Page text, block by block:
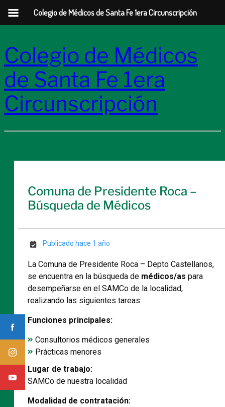
Colegio de Médicos
de Santa Fe 1era
Circunscripción
Comuna de Presidente Roca –
Búsqueda de Médicos
Publicado hace 1 año
La Comuna de Presidente Roca – Depto Castellanos,
se encuentra en la búsqueda de médicos/as para
desempeñarse en el SAMCo de la localidad,
realizando las siguientes tareas:
Funciones principales:
Consultorios médicos generales
Prácticas menores
Lugar de trabajo:
SAMCo de nuestra localidad
Modalidad de contratación:
Colegio de Médicos de Santa Fe 1era Circunscripción